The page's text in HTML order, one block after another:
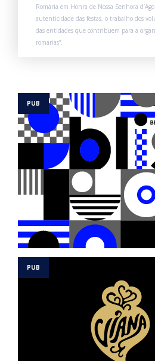
Romaria em Honra de Nossa Senhora
autenticidade das festas, o trabalho dos
das entidades que contribuem para a
romarias”.